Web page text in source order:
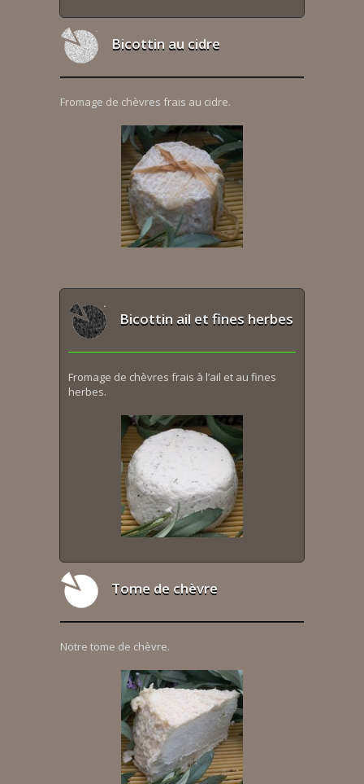
Bicottin au cidre
Fromage de chèvres frais au cidre.
Bicottin ail et fines herbes
Fromage de chèvres frais à l’ail et au fines
herbes.
Tome de chèvre
Notre tome de chèvre.